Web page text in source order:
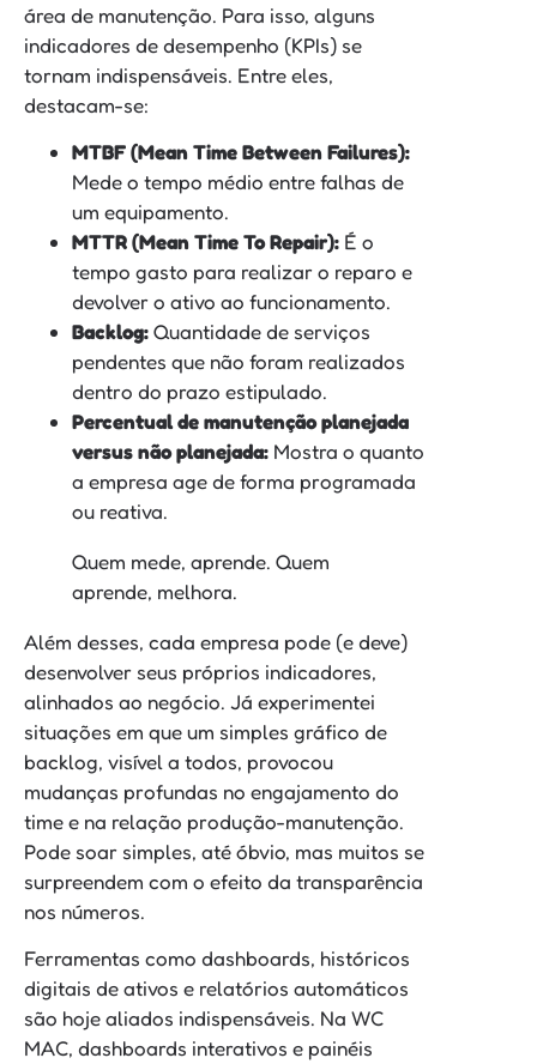
área de manutenção. Para isso, alguns
indicadores de desempenho (KPIs) se
tornam indispensáveis. Entre eles,
destacam-se:
MTBF (Mean Time Between Failures):
Mede o tempo médio entre falhas de
um equipamento.
MTTR (Mean Time To Repair): É o
tempo gasto para realizar o reparo e
devolver o ativo ao funcionamento.
Backlog:Quantidade de serviços
pendentes que não foram realizados
dentro do prazo estipulado.
Percentual de manutenção planejada
versus não planejada: Mostra o quanto
a empresa age de forma programada
ou reativa.
Quem mede, aprende. Quem
aprende, melhora.
Além desses, cada empresa pode (e deve)
desenvolver seus próprios indicadores,
alinhados ao negócio. Já experimentei
situações em que um simples gráfico de
backlog, visível a todos, provocou
mudanças profundas no engajamento do
time e na relação produção-manutenção.
Pode soar simples, até óbvio, mas muitos se
surpreendem com o efeito da transparência
nos números.
Ferramentas como dashboards, históricos
digitais de ativos e relatórios automáticos
são hoje aliados indispensáveis. Na WC
MAC, dashboards interativos e painéis